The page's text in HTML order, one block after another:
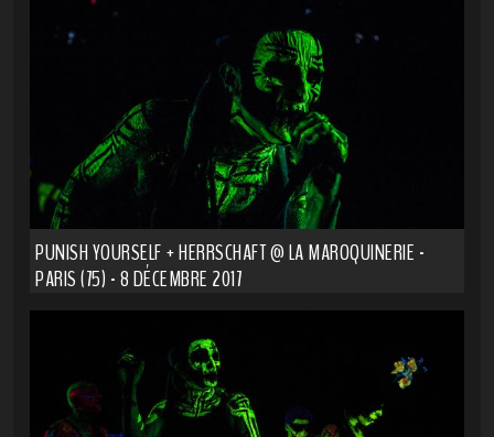
PUNISH YOURSELF + HERRSCHAFT @ LA MAROQUINERIE -
PARIS (75) - 8 DÉCEMBRE 2017